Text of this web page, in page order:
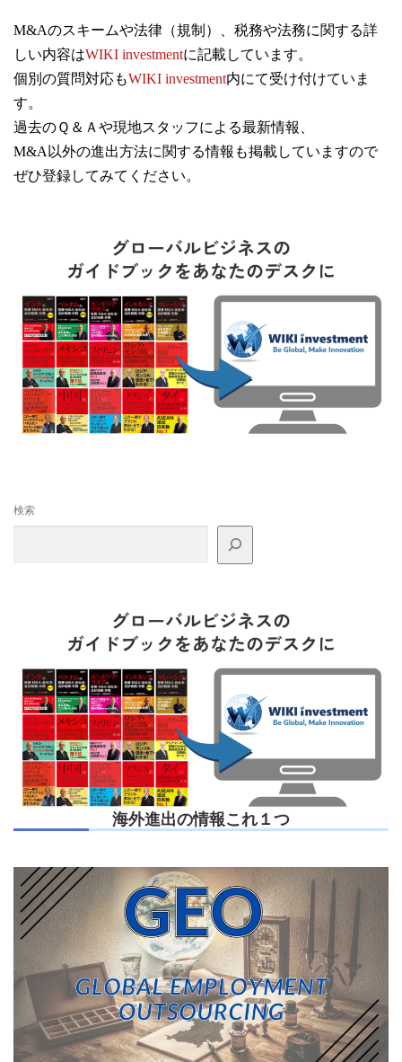
M&Aのスキームや法律（規制）、税務や法務に関する詳
しい内容はWIKI investmentに記載しています。
個別の質問対応もWIKI investment内にて受け付けていま
す。
過去のＱ＆Ａや現地スタッフによる最新情報、
M&A以外の進出方法に関する情報も掲載していますので
ぜひ登録してみてください。
検索
海外進出の情報これ１つ